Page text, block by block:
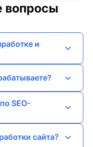
вопросы
и
магазины и
SEO-
в поисковых
сайта?